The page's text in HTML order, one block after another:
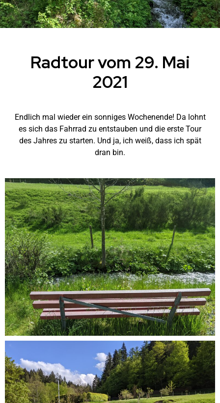
Radtour vom 29. Mai
2021
Endlich mal wieder ein sonniges Wochenende! Da lohnt
es sich das Fahrrad zu entstauben und die erste Tour
des Jahres zu starten. Und ja, ich weiß, dass ich spät
dran bin.